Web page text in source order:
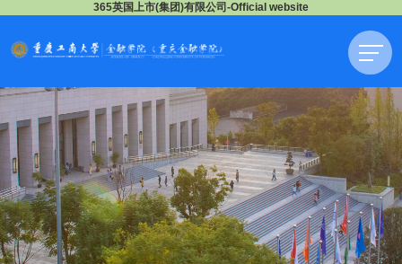
365英国上市(集团)有限公司-Official website